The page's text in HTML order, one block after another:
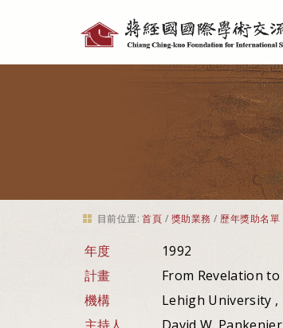
具
目前位置: 首頁 / 獎助業務 / 歷年獎助名單
年度
1992
計畫
From Revelation
機構
Lehigh University ,